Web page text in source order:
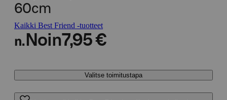
60cm
Kaikki Best Friend -tuotteet
n. Noin7,95 €
Valitse toimitustapa